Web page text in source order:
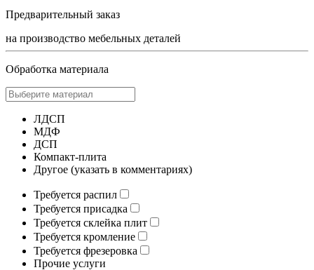
Предварительный заказ
на производство мебельных деталей
Обработка материала
ЛДСП
МДФ
ДСП
Компакт-плита
Другое (указать в комментариях)
Требуется распил
Требуется присадка
Требуется склейка плит
Требуется кромление
Требуется фрезеровка
Прочие услуги